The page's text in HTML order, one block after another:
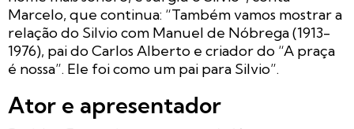
Marcelo, que continua: “Também vamos mostrar a
relação do Silvio com Manuel de Nóbrega (1913-
1976), pai do Carlos Alberto e criador do “A praça
é nossa”. Ele foi como um pai para Silvio”.
Ator e apresentador